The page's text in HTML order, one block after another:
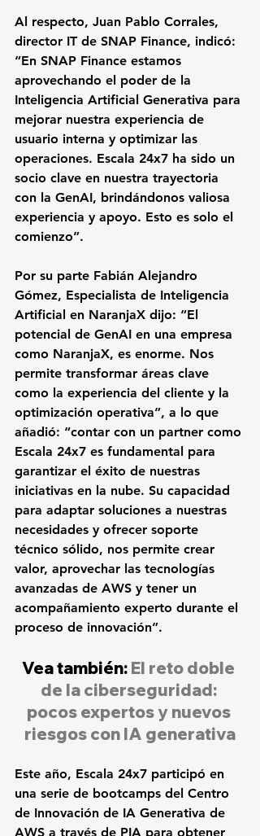
Al respecto, Juan Pablo Corrales,
director IT de SNAP Finance, indicó:
“En SNAP Finance estamos
aprovechando el poder de la
Inteligencia Artificial Generativa para
mejorar nuestra experiencia de
usuario interna y optimizar las
operaciones. Escala 24x7 ha sido un
socio clave en nuestra trayectoria
con la GenAI, brindándonos valiosa
experiencia y apoyo. Esto es solo el
comienzo”.
Por su parte Fabián Alejandro
Gómez, Especialista de Inteligencia
Artificial en NaranjaX dijo: “El
potencial de GenAI en una empresa
como NaranjaX, es enorme. Nos
permite transformar áreas clave
como la experiencia del cliente y la
optimización operativa”, a lo que
añadió: “contar con un partner como
Escala 24x7 es fundamental para
garantizar el éxito de nuestras
iniciativas en la nube. Su capacidad
para adaptar soluciones a nuestras
necesidades y ofrecer soporte
técnico sólido, nos permite crear
valor, aprovechar las tecnologías
avanzadas de AWS y tener un
acompañamiento experto durante el
proceso de innovación”.
Vea también: El reto doble
de la ciberseguridad:
pocos expertos y nuevos
riesgos con IA generativa
Este año, Escala 24x7 participó en
una serie de bootcamps del Centro
de Innovación de IA Generativa de
AWS a través de PIA para obtener